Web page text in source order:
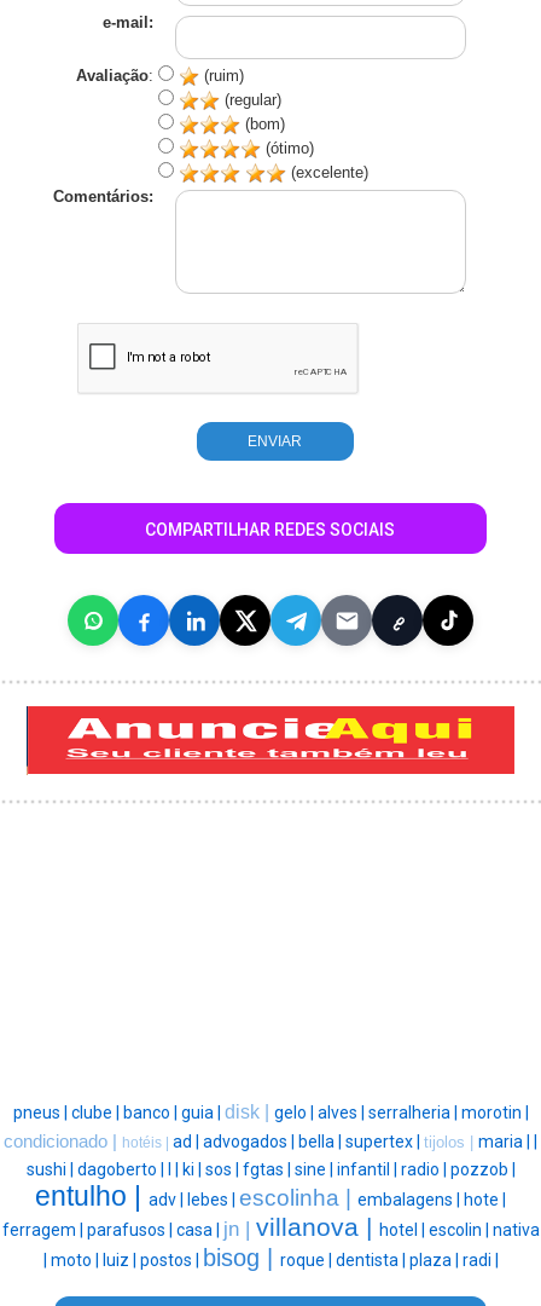
e-mail:
Avaliação:
(ruim)
(regular)
(bom)
(ótimo)
(excelente)
Comentários:
COMPARTILHAR REDES SOCIAIS
pneus | clube | banco | guia | disk | gelo | alves | serralheria | morotin |
condicionado |
hotéis | ad | advogados | bella | supertex | tijolos | maria |
sushi | dagoberto | ki | sos | fgtas | sine | infantil | radio | pozzob |
entulho | adv | lebes | escolinha | embalagens |
hote |
ferragem | parafusos | casa | jn | villanova | hotel | escolin | nativa
moto | luiz | postos | bisog | roque | dentista | plaza | radi |